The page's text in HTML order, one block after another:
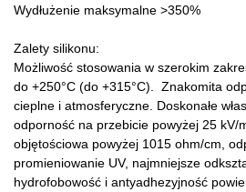
Wydłużenie maksymalne >350%
Zalety silikonu:
Możliwość stosowania w szerokim
do +250°C (do +315°C). Znakomita
cieplne i atmosferyczne. Doskonałe
odporność na przebicie powyżej 25 kV/
objętościowa powyżej 1015 ohm/cm,
promieniowanie UV, najmniejsze
hydrofobowość i antyadhezyjność